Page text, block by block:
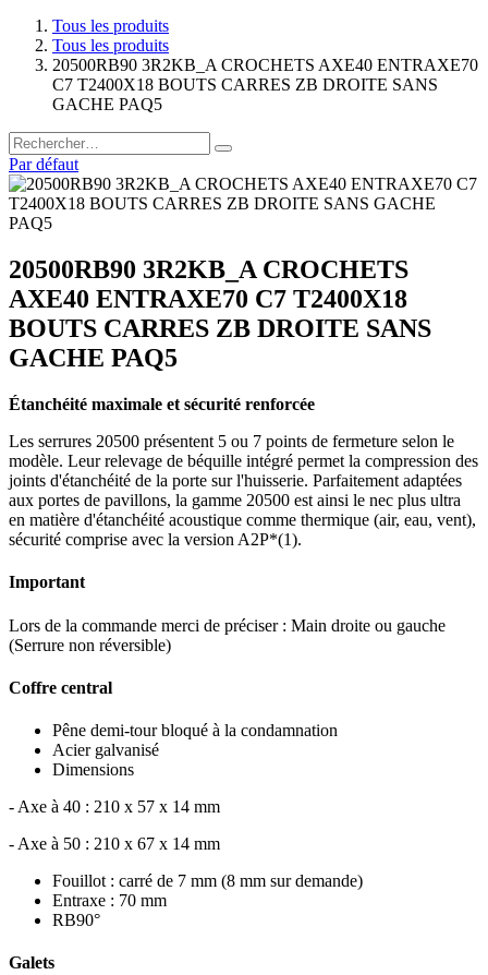
Tous les produits
Tous les produits
20500RB90 3R2KB_A CROCHETS AXE40 ENTRAXE70
C7 T2400X18 BOUTS CARRES ZB DROITE SANS
GACHE PAQ5
Par défaut
20500RB90 3R2KB_A CROCHETS
AXE40 ENTRAXE70 C7 T2400X18
BOUTS CARRES ZB DROITE SANS
GACHE PAQ5
Étanchéité maximale et sécurité renforcée
Les serrures 20500 présentent 5 ou 7 points de fermeture selon le
modèle. Leur relevage de béquille intégré permet la compression des
joints d'étanchéité de la porte sur l'huisserie. Parfaitement adaptées
aux portes de pavillons, la gamme 20500 est ainsi le nec plus ultra
en matière d'étanchéité acoustique comme thermique (air, eau, vent),
sécurité comprise avec la version A2P*(1).
Important
Lors de la commande merci de préciser : Main droite ou gauche
(Serrure non réversible)
Coffre central
Pêne demi-tour bloqué à la condamnation
Acier galvanisé
Dimensions
- Axe à 40 : 210 x 57 x 14 mm
- Axe à 50 : 210 x 67 x 14 mm
Fouillot : carré de 7 mm (8 mm sur demande)
Entraxe : 70 mm
RB90°
Galets